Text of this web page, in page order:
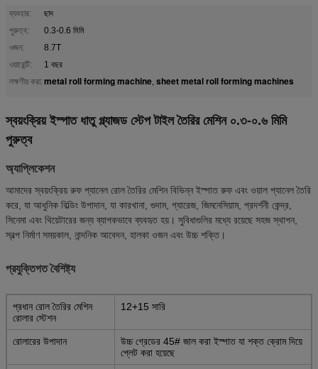
ব্যবহার:
ছাদ
পুরুত্ব:
0.3-0.6 মিমি
ওজন:
8.7T
ওয়ারেন্টি:
1 বছর
লক্ষণীয় করা: metal roll forming machine, sheet metal roll forming machines
স্বয়ংক্রিয় ইস্পাত ধাতু গ্ল্যাজড স্টেপ টাইল তৈরির মেশিন ০.৩-০.৬ মিমি
পুরুত্ব
অ্যাপ্লিকেশন
আমাদের স্বয়ংক্রিয় রুফ প্যানেল রোল তৈরির মেশিন বিভিন্ন ইস্পাত রুফ এবং ওয়াল প্যানেল তৈরি
করে, যা আধুনিক বিল্ডিং উপাদান, যা কারখানা, গুদাম, গ্যারেজ, জিমনেসিয়াম, প্রদর্শনী কেন্দ্র,
সিনেমা এবং থিয়েটারের জন্য ব্যাপকভাবে ব্যবহৃত হয়। সুবিধাগুলির মধ্যে রয়েছে সহজ স্থাপন,
স্বল্প নির্মাণ সময়কাল, নান্দনিক আবেদন, হালকা ওজন এবং উচ্চ শক্তি।
প্রযুক্তিগত বৈশিষ্ট্য
প্রধান রোল তৈরির মেশিন
রোলার স্টেশন
12+15 সারি
রোলারের উপাদান
উচ্চ গ্রেডের 45# জাল করা ইস্পাত যা শক্ত ক্রোম দিয়ে
প্লেট করা হয়েছে